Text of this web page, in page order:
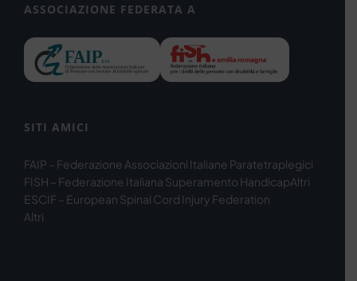
ASSOCIAZIONE FEDERATA A
SITI AMICI
FAIP – Federazione Associazioni Italiane Paratetraplegici
FISH – Federazione Italiana Superamento HandicapAltri
ESCIF – European Spinal Cord Injury Federation
Altri